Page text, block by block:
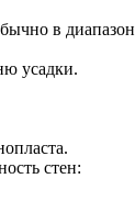
в
усадки.
стен: